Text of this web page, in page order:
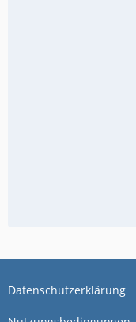
Datenschutzerklärung